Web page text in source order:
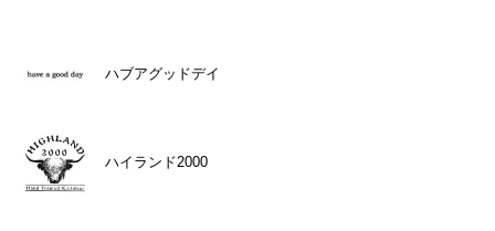
ハブアグッドデイ
ハイランド2000